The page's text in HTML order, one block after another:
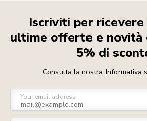
Iscriviti per
ultime offerte e novità
5% di
Consulta la nostra Informativa
Your email address